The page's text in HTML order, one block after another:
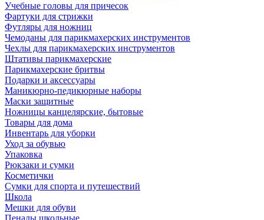
Учебные головы для причесок
Фартуки для стрижки
Футляры для ножниц
Чемоданы для парикмахерских инструментов
Чехлы для парикмахерских инструментов
Штативы парикмахерские
Парикмахерские бритвы
Подарки и аксессуары
Маникюрно-педикюрные наборы
Маски защитные
Ножницы канцелярские, бытовые
Товары для дома
Инвентарь для уборки
Уход за обувью
Упаковка
Рюкзаки и сумки
Косметички
Сумки для спорта и путешествий
Школа
Мешки для обуви
Пеналы школьные